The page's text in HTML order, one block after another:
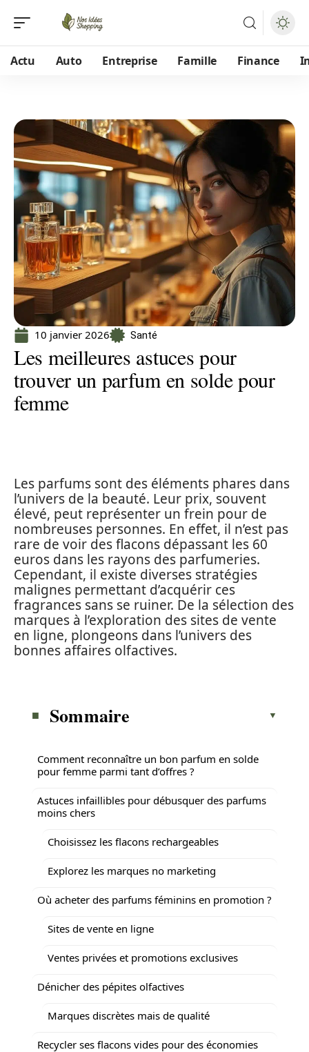
Actu Auto Entreprise Famille Finance
10 janvier 2026 Santé
Les meilleures astuces pour
trouver un parfum en solde pour
femme
Les parfums sont des éléments phares dans
l’univers de la beauté. Leur prix, souvent
élevé, peut représenter un frein pour de
nombreuses personnes. En effet, il n’est pas
rare de voir des flacons dépassant les 60
euros dans les rayons des parfumeries.
Cependant, il existe diverses stratégies
malignes permettant d’acquérir ces
fragrances sans se ruiner. De la sélection des
marques à l’exploration des sites de vente
en ligne, plongeons dans l’univers des
bonnes affaires olfactives.
Sommaire
Comment reconnaître un bon parfum en solde
pour femme parmi tant d’offres ?
Astuces infaillibles pour débusquer des parfums
moins chers
Choisissez les flacons rechargeables
Explorez les marques no marketing
Où acheter des parfums féminins en promotion ?
Sites de vente en ligne
Ventes privées et promotions exclusives
Dénicher des pépites olfactives
Marques discrètes mais de qualité
Recycler ses flacons vides pour des économies